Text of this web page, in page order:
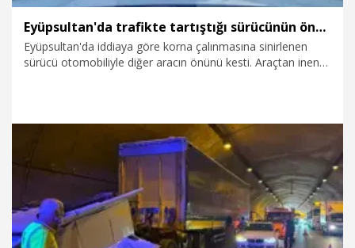
Eyüpsultan'da trafikte tartıştığı sürücünün önünü kesti: 'Canım burnumda, kafanı keserim'
Eyüpsultan'da iddiaya göre korna çalınmasına sinirlenen
sürücü otomobiliyle diğer aracın önünü kesti. Araçtan inen
sakinleştirildi.